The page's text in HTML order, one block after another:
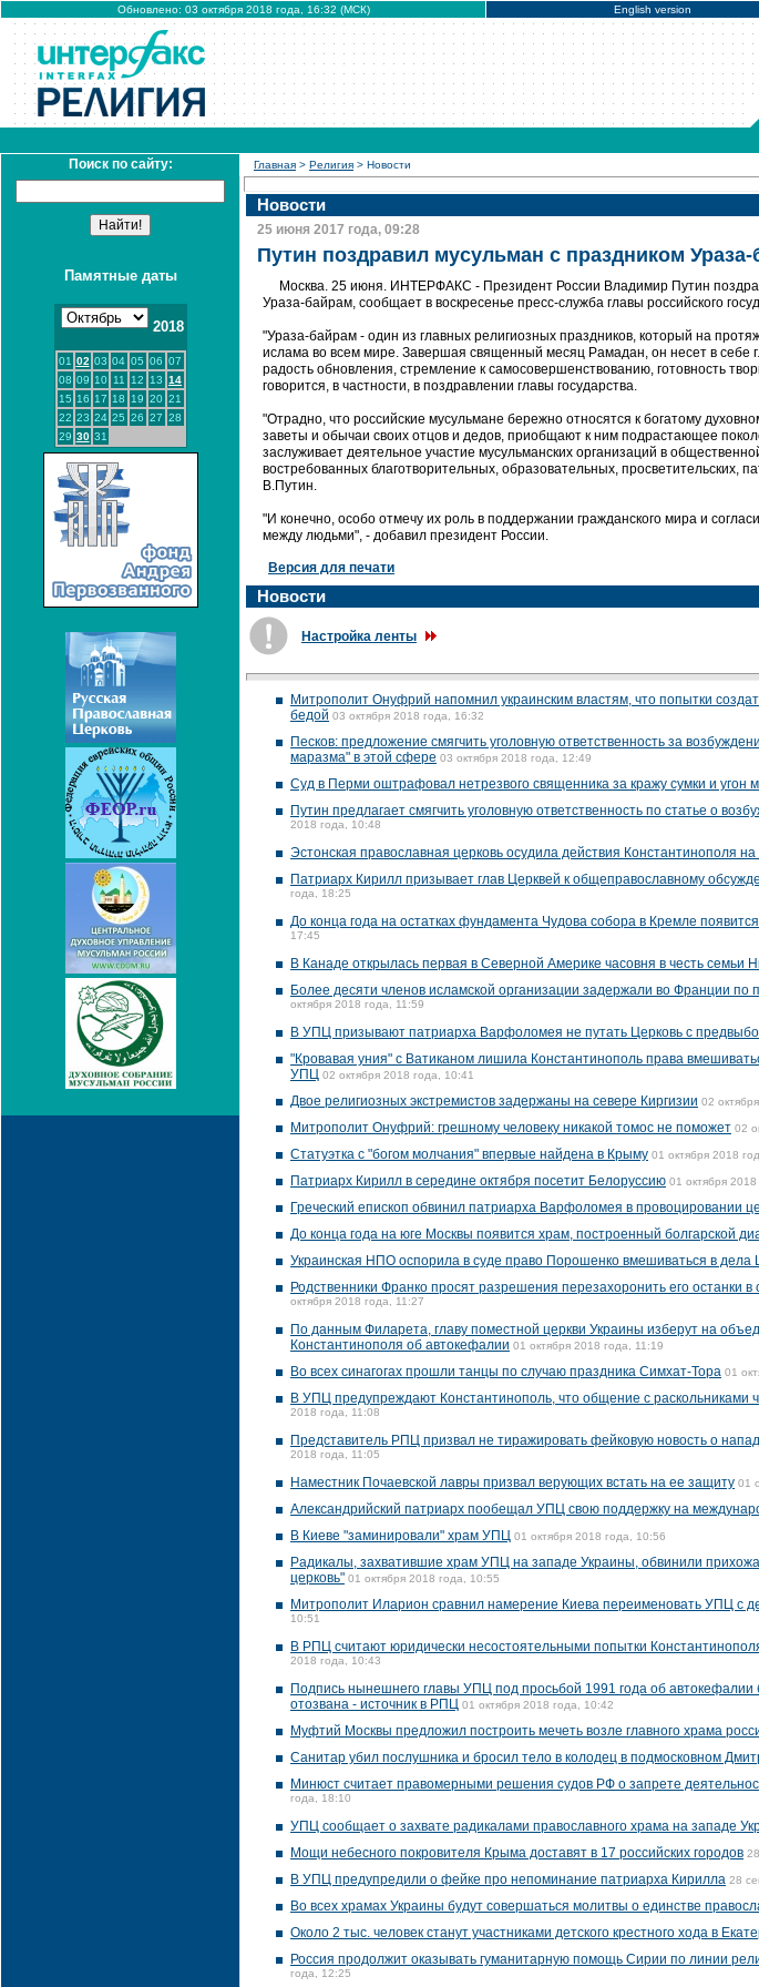
Обновлено: 03 октября 2018 года, 16:32 (МСК) English version
Поиск по сайту:
Памятные даты
2018
01 02 03 04 05 06 07
08 09 10 11 12 13 14
15 16 17 18 19 20 21
22 23 24 25 26 27 28
29 30 31
Главная > Религия > Новости
Новости
25 июня 2017 года, 09:28
Путин поздравил мусульман с праздником Ураза-
Москва. 25 июня. ИНТЕРФАКС - Президент России Владимир Путин
Ураза-байрам, сообщает в воскресенье пресс-служба главы российского
"Ураза-байрам - один из главных религиозных праздников, который на
ислама во всем мире. Завершая священный месяц Рамадан, он несет в себе
радость обновления, стремление к самосовершенствованию, готовность
говорится, в частности, в поздравлении главы государства.
"Отрадно, что российские мусульмане бережно относятся к богатому
заветы и обычаи своих отцов и дедов, приобщают к ним подрастающее
заслуживает деятельное участие мусульманских организаций в
востребованных благотворительных, образовательных, просветительских,
В.Путин.
"И конечно, особо отмечу их роль в поддержании гражданского мира и
между людьми", - добавил президент России.
Версия для печати
Новости
Настройка ленты
Митрополит Онуфрий напомнил украинским властям, что попытки
бедой 03 октября 2018 года, 16:32
Песков: предложение смягчить уголовную ответственность за
маразма" в этой сфере 03 октября 2018 года, 12:49
Суд в Перми оштрафовал нетрезвого священника за кражу сумки и угон
Путин предлагает смягчить уголовную ответственность по статье о
2018 года, 10:48
Эстонская православная церковь осудила действия Константинополя на
Патриарх Кирилл призывает глав Церквей к общеправославному
года, 18:25
До конца года на остатках фундамента Чудова собора в Кремле
17:45
В Канаде открылась первая в Северной Америке часовня в честь семьи
Более десяти членов исламской организации задержали во Франции
октября 2018 года, 11:59
В УПЦ призывают патриарха Варфоломея не путать Церковь с
"Кровавая уния" с Ватиканом лишила Константинополь права
УПЦ 02 октября 2018 года, 10:41
Двое религиозных экстремистов задержаны на севере Киргизии 02
Митрополит Онуфрий: грешному человеку никакой томос не поможет 02
Статуэтка с "богом молчания" впервые найдена в Крыму 01 октября 2018
Патриарх Кирилл в середине октября посетит Белоруссию 01 октября
Греческий епископ обвинил патриарха Варфоломея в провоцировании
До конца года на юге Москвы появится храм, построенный болгарской
Украинская НПО оспорила в суде право Порошенко вмешиваться в дела
Родственники Франко просят разрешения перезахоронить его останки
октября 2018 года, 11:27
По данным Филарета, главу поместной церкви Украины изберут на
Константинополя об автокефалии 01 октября 2018 года, 11:19
Во всех синагогах прошли танцы по случаю праздника Симхат-Тора 01
В УПЦ предупреждают Константинополь, что общение с раскольниками
2018 года, 11:08
Представитель РПЦ призвал не тиражировать фейковую новость о
2018 года, 11:05
Наместник Почаевской лавры призвал верующих встать на ее защиту 01
Александрийский патриарх пообещал УПЦ свою поддержку на
В Киеве "заминировали" храм УПЦ 01 октября 2018 года, 10:56
Радикалы, захватившие храм УПЦ на западе Украины, обвинили
церковь" 01 октября 2018 года, 10:55
Митрополит Иларион сравнил намерение Киева переименовать УПЦ с
10:51
В РПЦ считают юридически несостоятельными попытки
2018 года, 10:43
Подпись нынешнего главы УПЦ под просьбой 1991 года об
отозвана - источник в РПЦ 01 октября 2018 года, 10:42
Муфтий Москвы предложил построить мечеть возле главного храма
Санитар убил послушника и бросил тело в колодец в подмосковном
Минюст считает правомерными решения судов РФ о запрете
года, 18:10
УПЦ сообщает о захвате радикалами православного храма на западе
Мощи небесного покровителя Крыма доставят в 17 российских городов
В УПЦ предупредили о фейке про непоминание патриарха Кирилла 28
Во всех храмах Украины будут совершаться молитвы о единстве
Около 2 тыс. человек станут участниками детского крестного хода в
Россия продолжит оказывать гуманитарную помощь Сирии по линии
года, 12:25